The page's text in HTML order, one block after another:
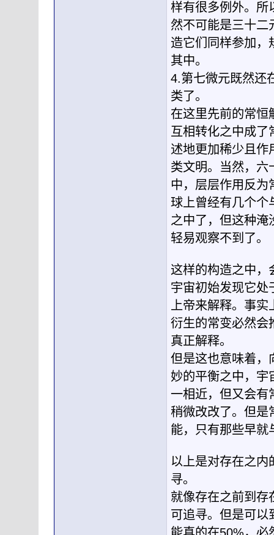
样有很多例外。所
然不可能是三十二
造它们同样参加，
其中。
4.第七微元既然还
类了。
在这里先前的常恒
互相转化之中成
述地更加稀少且作
类文明。当然，六
中，层层作用反为
球上曾经有几个个
之中了，但这种淹
轻易观察不到了。
这样的构造之中，
宇宙初始发现它处
上帝来解释。事
衍生的常变必然会
真正解释。
但是这也意味着，
妙的平衡之中，宇
一相近，但又会有
稍微改改了。但是
能，只有那些早就
以上是对存在之内
寻。
就像存在之前到存
可追寻。但是可以